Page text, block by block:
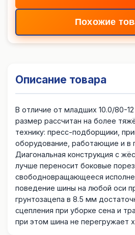
Похожие
Описание товара
В отличие от младших 10.0/80-12
размер рассчитан на более
технику: пресс-подборщики,
оборудование, работающие и в
Диагональная конструкция с
лучше переносит боковые
свободновращающееся
поведение шины на любой оси
грунтозацепа в 8.5 мм
сцепления при уборке сена и
при этом шина не перегружает